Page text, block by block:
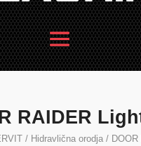
RAIDER
/ Hidravlična orodja/ DOOR